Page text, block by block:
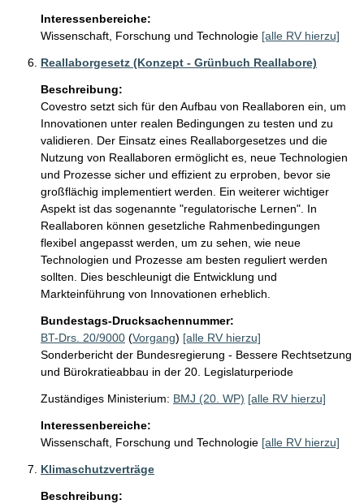
Interessenbereiche:
Wissenschaft, Forschung und Technologie [alle RV hierzu]
Reallaborgesetz (Konzept - Grünbuch Reallabore)
Beschreibung:
Covestro setzt sich für den Aufbau von Reallaboren ein, um
Innovationen unter realen Bedingungen zu testen und zu
validieren. Der Einsatz eines Reallaborgesetzes und die
Nutzung von Reallaboren ermöglicht es, neue Technologien
und Prozesse sicher und effizient zu erproben, bevor sie
großflächig implementiert werden. Ein weiterer wichtiger
Aspekt ist das sogenannte "regulatorische Lernen". In
Reallaboren können gesetzliche Rahmenbedingungen
flexibel angepasst werden, um zu sehen, wie neue
Technologien und Prozesse am besten reguliert werden
sollten. Dies beschleunigt die Entwicklung und
Markteinführung von Innovationen erheblich.
Bundestags-Drucksachennummer:
BT-Drs. 20/9000 (Vorgang) [alle RV hierzu]
Sonderbericht der Bundesregierung - Bessere Rechtsetzung
und Bürokratieabbau in der 20. Legislaturperiode
Zuständiges Ministerium: BMJ (20. WP) [alle RV hierzu]
Interessenbereiche:
Wissenschaft, Forschung und Technologie [alle RV hierzu]
Klimaschutzverträge
Beschreibung: